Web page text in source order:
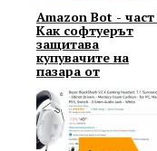
Amazon Bot - част
Как софтуерът
защитава
купувачите на
пазара от
страна на